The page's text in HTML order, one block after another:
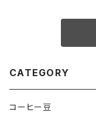
CATEGORY
コーヒー豆